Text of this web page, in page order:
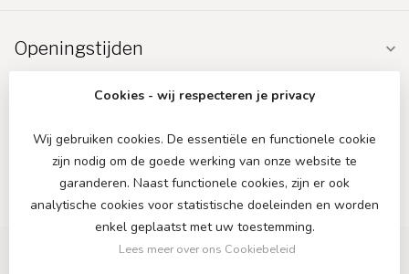
Openingstijden
Cookies - wij respecteren je privacy
Wij gebruiken cookies. De essentiële en functionele cookie
zijn nodig om de goede werking van onze website te
garanderen. Naast functionele cookies, zijn er ook
analytische cookies voor statistische doeleinden en worden
enkel geplaatst met uw toestemming.
Lees meer over ons Cookiebeleid